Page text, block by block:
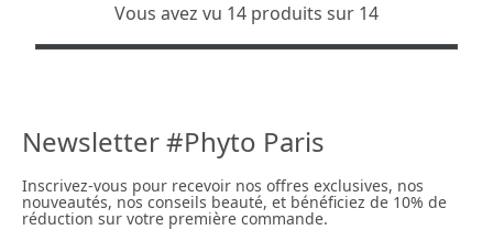
Vous avez vu 14 produits sur 14
Newsletter #Phyto Paris
Inscrivez-vous pour recevoir nos offres exclusives, nos
nouveautés, nos conseils beauté, et bénéficiez de 10% de
réduction sur votre première commande.